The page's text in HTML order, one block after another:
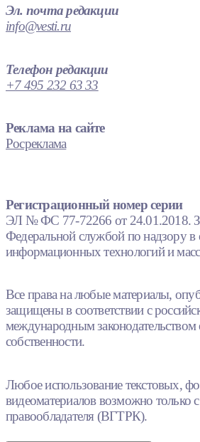
Эл. почта редакции
info@vesti.ru
Телефон редакции
+7 495 232 63 33
Реклама на сайте
Росреклама
Регистрационный номер серии
ЭЛ № ФС 77-72266 от 24.01.2018.
Федеральной службой по надзору в
информационных технологий и
Все права на любые материалы,
защищены в соответствии с
международным законодательством
собственности.
Любое использование текстовых,
видеоматериалов возможно только с
правообладателя (ВГТРК).